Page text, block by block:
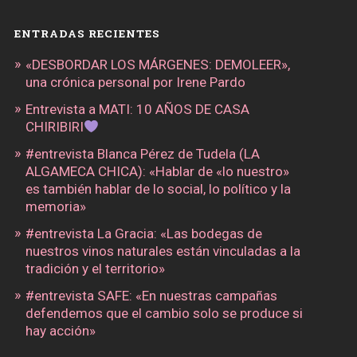
ENTRADAS RECIENTES
«DESBORDAR LOS MÁRGENES: DEMOLEER»,
una crónica personal por Irene Pardo
Entrevista a MATI: 10 AÑOS DE CASA
CHIRIBIRI
#entrevista Blanca Pérez de Tudela (LA
ALGAMECA CHICA): «Hablar de «lo nuestro»
es también hablar de lo social, lo político y la
memoria»
#entrevista La Gracia: «Las bodegas de
nuestros vinos naturales están vinculadas a la
tradición y el territorio»
#entrevista SAFE: «En nuestras campañas
defendemos que el cambio solo se produce si
hay acción»